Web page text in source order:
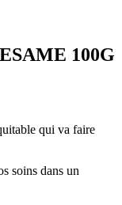
100G
qui va faire
soins dans un